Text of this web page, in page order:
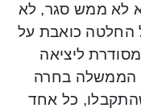
לא ממש סגר, לא
החלטה כואבת על
ליציאה
הממשלה בחרה
כל אחד